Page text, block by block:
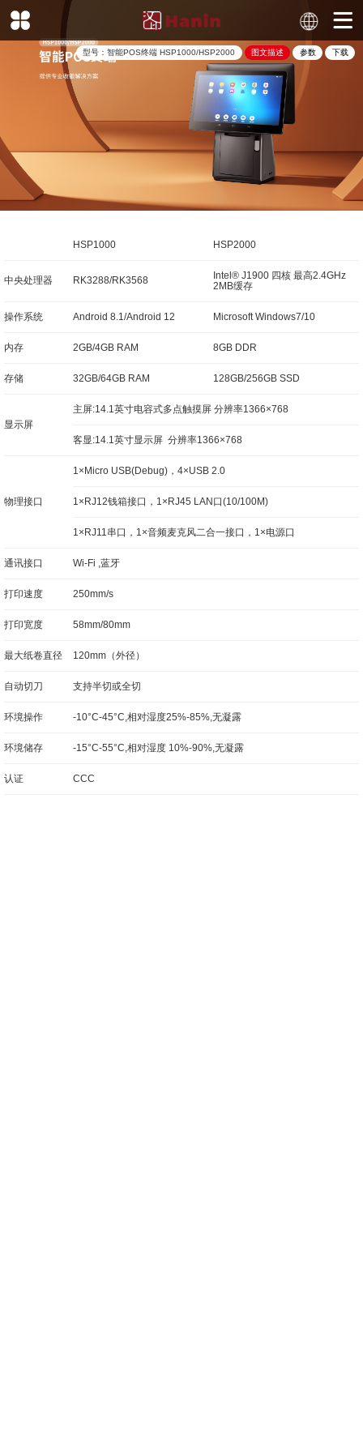
型号：智能POS终端 HSP1000/HSP2000 图文描述 参数 下载
HSP1000 HSP2000
中央处理器 RK3288/RK3568
Intel® J1900 四核 最高2.4GHz
2MB缓存
操作系统 Android 8.1/Android 12 Microsoft Windows7/10
内存 2GB/4GB RAM 8GB DDR
存储 32GB/64GB RAM 128GB/256GB SSD
显示屏
主屏:14.1英寸电容式多点触摸屏 分辨率1366×768
客显:14.1英寸显示屏 分辨率1366×768
物理接口
1×Micro USB(Debug)，4×USB 2.0
1×RJ12钱箱接口，1×RJ45 LAN口(10/100M)
1×RJ11串口，1×音频麦克风二合一接口，1×电源口
通讯接口 Wi-Fi ,蓝牙
打印速度 250mm/s
打印宽度 58mm/80mm
最大纸卷直径 120mm（外径）
自动切刀 支持半切或全切
环境操作 -10°C-45°C,相对湿度25%-85%,无凝露
环境储存 -15°C-55°C,相对湿度 10%-90%,无凝露
认证 CCC